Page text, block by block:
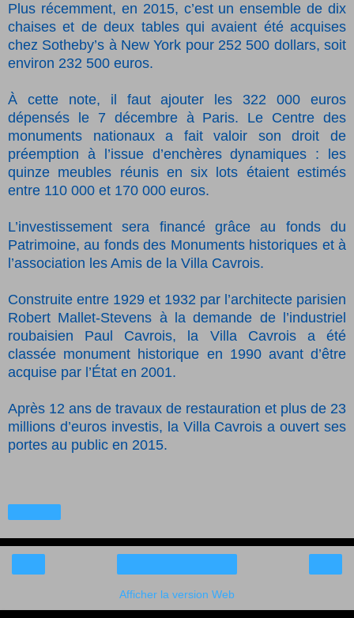
Plus récemment, en 2015, c’est un ensemble de dix
chaises et de deux tables qui avaient été acquises
chez Sotheby’s à New York pour 252 500 dollars, soit
environ 232 500 euros.
À cette note, il faut ajouter les 322 000 euros
dépensés le 7 décembre à Paris. Le Centre des
monuments nationaux a fait valoir son droit de
préemption à l’issue d’enchères dynamiques : les
quinze meubles réunis en six lots étaient estimés
entre 110 000 et 170 000 euros.
L’investissement sera financé grâce au fonds du
Patrimoine, au fonds des Monuments historiques et à
l’association les Amis de la Villa Cavrois.
Construite entre 1929 et 1932 par l’architecte parisien
Robert Mallet-Stevens à la demande de l’industriel
roubaisien Paul Cavrois, la Villa Cavrois a été
classée monument historique en 1990 avant d’être
acquise par l’État en 2001.
Après 12 ans de travaux de restauration et plus de 23
millions d’euros investis, la Villa Cavrois a ouvert ses
portes au public en 2015.
Afficher la version Web